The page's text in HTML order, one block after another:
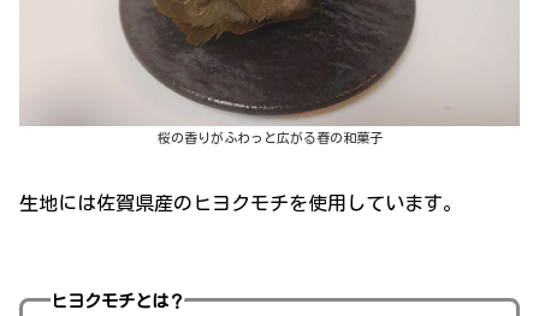
桜の香りがふわっと広がる春の和菓子
生地には佐賀県産のヒヨクモチを使用しています。
ヒヨクモチとは？